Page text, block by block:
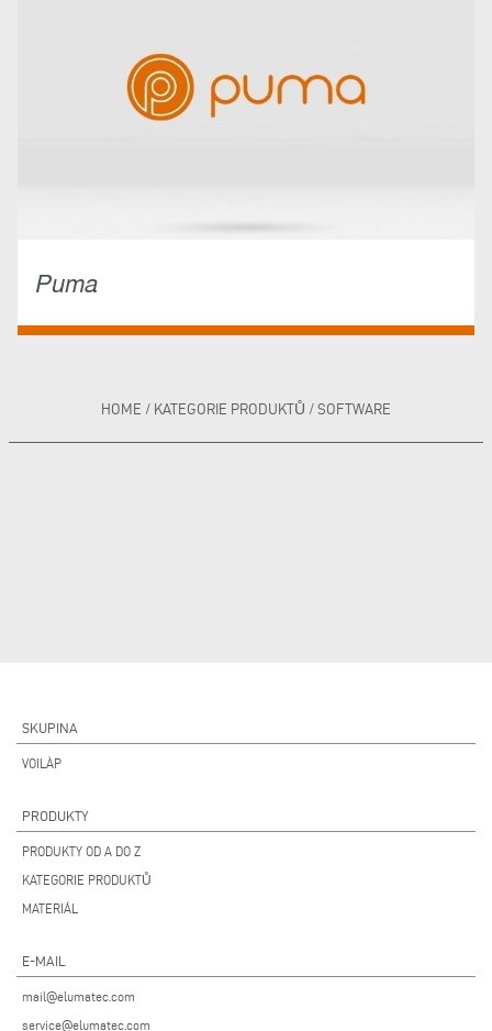
Puma
HOME / KATEGORIE PRODUKTŮ / SOFTWARE
SKUPINA
VOILÀP
PRODUKTY
PRODUKTY OD A DO Z
KATEGORIE PRODUKTŮ
MATERIÁL
E-MAIL
mail@elumatec.com
service@elumatec.com